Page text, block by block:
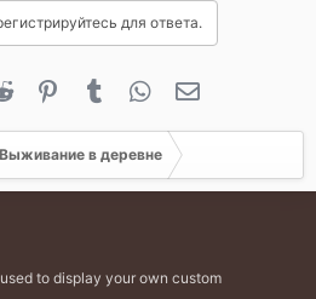
для ответа.
Reddit PinterestTumblr WhatsApp
Выживание в деревне
to display your own custom